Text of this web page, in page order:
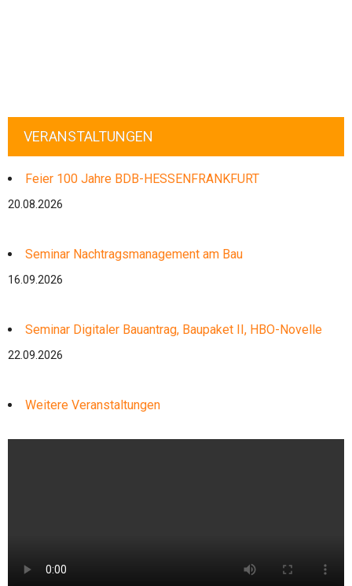
VERANSTALTUNGEN
Feier 100 Jahre BDB-HESSENFRANKFURT
20.08.2026
Seminar Nachtragsmanagement am Bau
16.09.2026
Seminar Digitaler Bauantrag, Baupaket II, HBO-Novelle
22.09.2026
Weitere Veranstaltungen